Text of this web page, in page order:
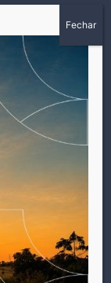
em
semanal,
15 anos, foram
região. Fiel a sua
da
"avião
com o
de 2019
desde então